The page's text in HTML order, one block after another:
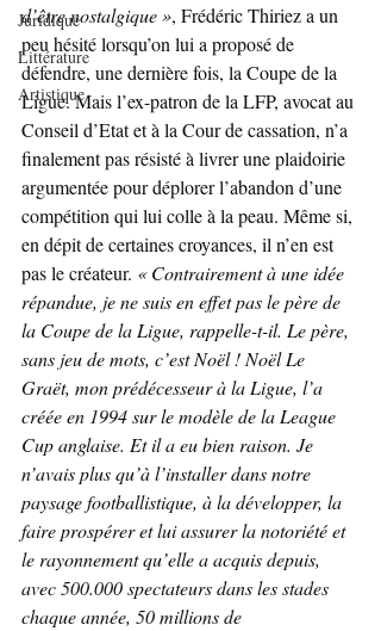
Juridique
Littérature
Artistique
d’être nostalgique », Frédéric Thiriez a un
peu hésité lorsqu’on lui a proposé de
défendre, une dernière fois, la Coupe de la
Ligue. Mais l’ex-patron de la LFP, avocat au
Conseil d’Etat et à la Cour de cassation, n’a
finalement pas résisté à livrer une plaidoirie
argumentée pour déplorer l’abandon d’une
compétition qui lui colle à la peau. Même si,
en dépit de certaines croyances, il n’en est
pas le créateur. « Contrairement à une idée
répandue, je ne suis en effet pas le père de
la Coupe de la Ligue, rappelle-t-il. Le père,
sans jeu de mots, c’est Noël ! Noël Le
Graët, mon prédécesseur à la Ligue, l’a
créée en 1994 sur le modèle de la League
Cup anglaise. Et il a eu bien raison. Je
n’avais plus qu’à l’installer dans notre
paysage footballistique, à la développer, la
faire prospérer et lui assurer la notoriété et
le rayonnement qu’elle a acquis depuis,
avec 500.000 spectateurs dans les stades
chaque année, 50 millions de